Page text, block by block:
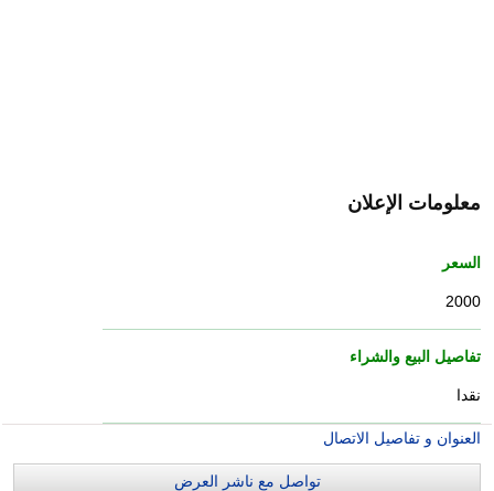
معلومات الإعلان
السعر
2000
تفاصيل البيع والشراء
نقدا
العنوان و تفاصيل الاتصال
تواصل مع ناشر العرض